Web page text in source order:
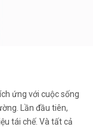
ứng với cuộc sống
Lần đầu tiên,
tái chế. Và tất cả